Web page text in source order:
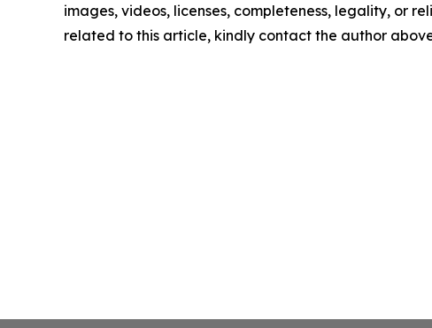
images, videos, licenses, completeness, legality, or
related to this article, kindly contact the author